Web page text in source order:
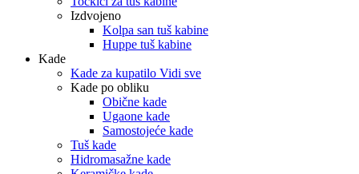
Izdvojeno
Kolpa san tuš kabine
Huppe tuš kabine
Kade
Kade za kupatilo Vidi sve
Kade po obliku
Obične kade
Ugaone kade
Samostojeće kade
Tuš kade
Hidromasažne kade